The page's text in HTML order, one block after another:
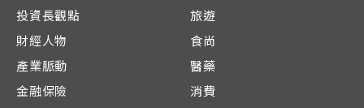
投資長觀點
財經人物
產業脈動
金融保險
旅遊
食尚
醫藥
消費